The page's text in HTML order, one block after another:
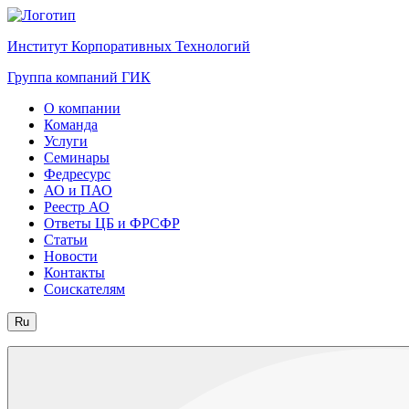
Институт Корпоративных Технологий
Группа компаний ГИК
О компании
Команда
Услуги
Семинары
Федресурс
АО и ПАО
Реестр АО
Ответы ЦБ и ФРСФР
Статьи
Новости
Контакты
Соискателям
Ru